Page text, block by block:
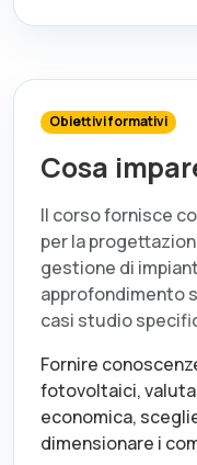
Obiettivi formativi
Cosa
Il corso fornisce
per la
gestione di
approfondimento
casi studio
Fornire
fotovoltaici,
economica,
dimensionare i